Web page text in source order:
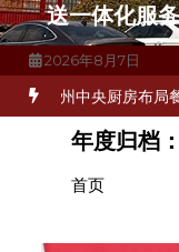
送一体化服务
2026年8月7日
何破解冻品食材流通难
年度归档：
首页